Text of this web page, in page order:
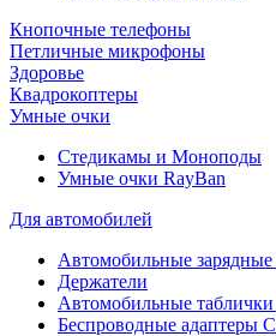
Кнопочные телефоны
Петличные микрофоны
Здоровье
Квадрокоптеры
Умные очки
Стедикамы и Моноподы
Умные очки RayBan
Для автомобилей
Автомобильные зарядные
Держатели
Автомобильные
Беспроводные адаптеры